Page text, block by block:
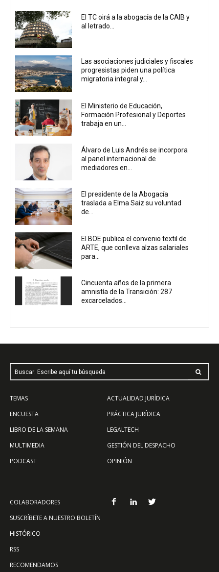
El TC oirá a la abogacía de la CAIB y
al letrado...
Las asociaciones judiciales y fiscales
progresistas piden una política
migratoria integral y...
El Ministerio de Educación,
Formación Profesional y Deportes
trabaja en un...
Álvaro de Luis Andrés se incorpora
al panel internacional de
mediadores en...
El presidente de la Abogacía
traslada a Elma Saiz su voluntad
de...
El BOE publica el convenio textil de
ARTE, que conlleva alzas salariales
para...
Cincuenta años de la primera
amnistía de la Transición: 287
excarcelados...
Buscar: Escribe aquí tu búsqueda
TEMAS
ENCUESTA
LIBRO DE LA SEMANA
MULTIMEDIA
PODCAST
ACTUALIDAD JURÍDICA
PRÁCTICA JURÍDICA
LEGALTECH
GESTIÓN DEL DESPACHO
OPINIÓN
COLABORADORES
SUSCRÍBETE A NUESTRO BOLETÍN
HISTÓRICO
RSS
RECOMENDAMOS